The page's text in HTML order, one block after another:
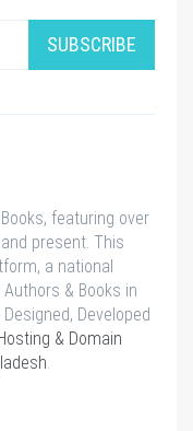
SUBSCRIBE
featuring over
present. This
a national
& Books in
Developed
& Domain